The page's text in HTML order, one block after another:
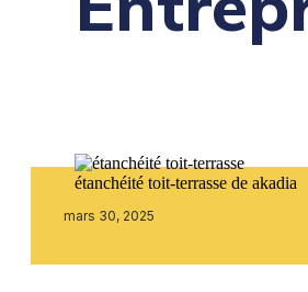
étanchéité toit-terrasse de akadia
mars 30, 2025